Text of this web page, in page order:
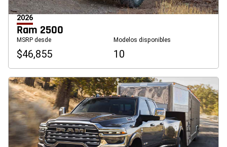
2026
Ram 2500
MSRP desde
$46,855
Modelos disponibles
10